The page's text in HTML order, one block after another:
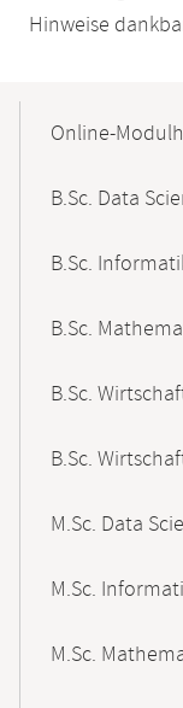
Hinweise
NavigationOnline-
B.Sc. Data
B.Sc.
B.Sc.
B.Sc.
B.Sc.
M.Sc. Data
M.Sc.
M.Sc.